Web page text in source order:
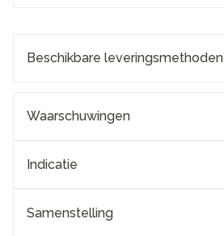
Beschikbare leveringsmethoden
Waarschuwingen
Indicatie
Samenstelling